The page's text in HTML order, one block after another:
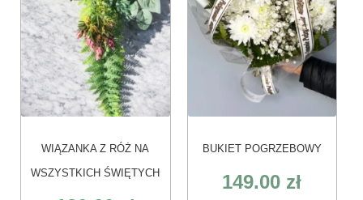
WIĄZANKA Z RÓŻ NA
WSZYSTKICH ŚWIĘTYCH
BUKIET POGRZEBOWY
149.00 zł